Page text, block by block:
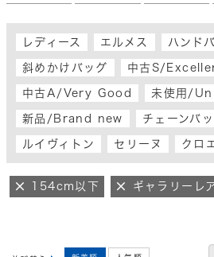
レディース エルメス ハンド
斜めかけバッグ 中古S/
中古A/Very Good 未使用/
新品/Brand new チェーンバ
ルイヴィトン セリーヌ クロ
154cm以下 ギャラリーレ